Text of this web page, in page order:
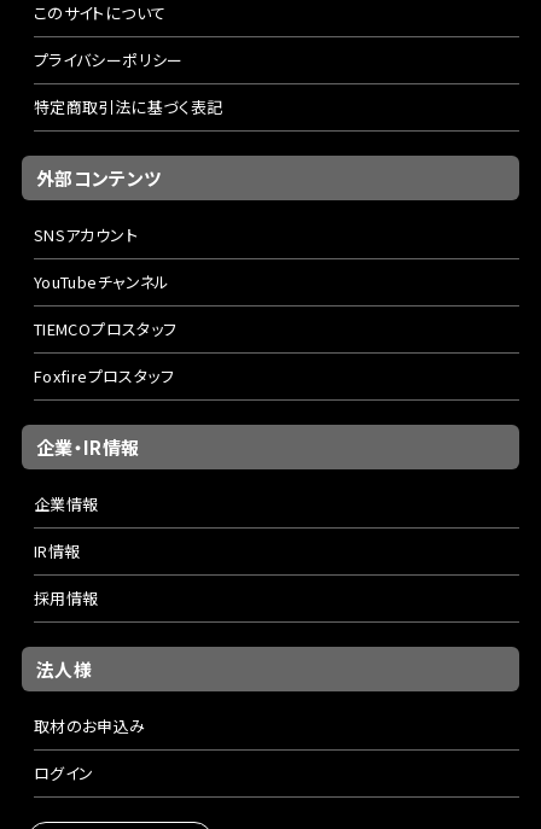
このサイトについて
プライバシーポリシー
特定商取引法に基づく表記
外部コンテンツ
SNSアカウント
YouTubeチャンネル
TIEMCOプロスタッフ
Foxfireプロスタッフ
企業・IR情報
企業情報
IR情報
採用情報
法人様
取材のお申込み
ログイン